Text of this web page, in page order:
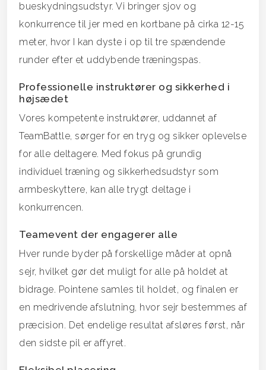
bueskydningsudstyr. Vi bringer sjov og
konkurrence til jer med en kortbane på cirka 12-15
meter, hvor I kan dyste i op til tre spændende
runder efter et uddybende træningspas.
Professionelle instruktører og sikkerhed i
højsædet
Vores kompetente instruktører, uddannet af
TeamBattle, sørger for en tryg og sikker oplevelse
for alle deltagere. Med fokus på grundig
individuel træning og sikkerhedsudstyr som
armbeskyttere, kan alle trygt deltage i
konkurrencen.
Teamevent der engagerer alle
Hver runde byder på forskellige måder at opnå
sejr, hvilket gør det muligt for alle på holdet at
bidrage. Pointene samles til holdet, og finalen er
en medrivende afslutning, hvor sejr bestemmes af
præcision. Det endelige resultat afsløres først, når
den sidste pil er affyret.